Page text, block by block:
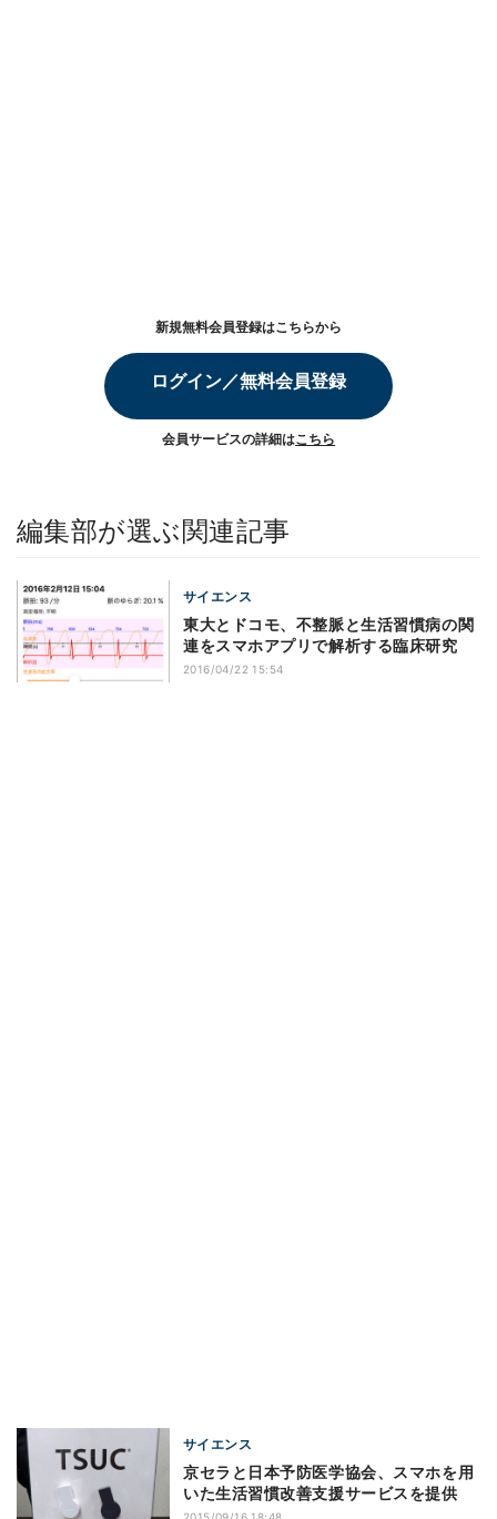
新規無料会員登録はこちらから
ログイン／無料会員登録
会員サービスの詳細はこちら
編集部が選ぶ関連記事
サイエンス
東大とドコモ、不整脈と生活習慣病の関
連をスマホアプリで解析する臨床研究
2016/04/22 15:54
サイエンス
京セラと日本予防医学協会、スマホを用
いた生活習慣改善支援サービスを提供